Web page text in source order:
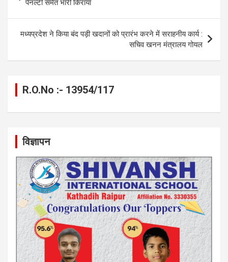
o
k
er p
p
m
k
पेनल्टी समेत भारी किराया
मध्यप्रदेश ने किया बंद पड़ी खदानों को प्रारंभ करने में सराहनीय कार्य :
सचिव खनन मंत्रालय गोयल
R.O.No :- 13954/117
विज्ञापन